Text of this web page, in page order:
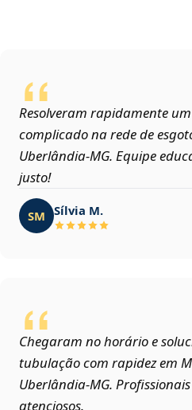
Resolveram rapidamente
complicado na rede de
Uberlândia‑MG. Equipe
justo!
SM Sílvia M.
Chegaram no horário e
tubulação com rapidez em
Uberlândia‑MG.
atenciosos.